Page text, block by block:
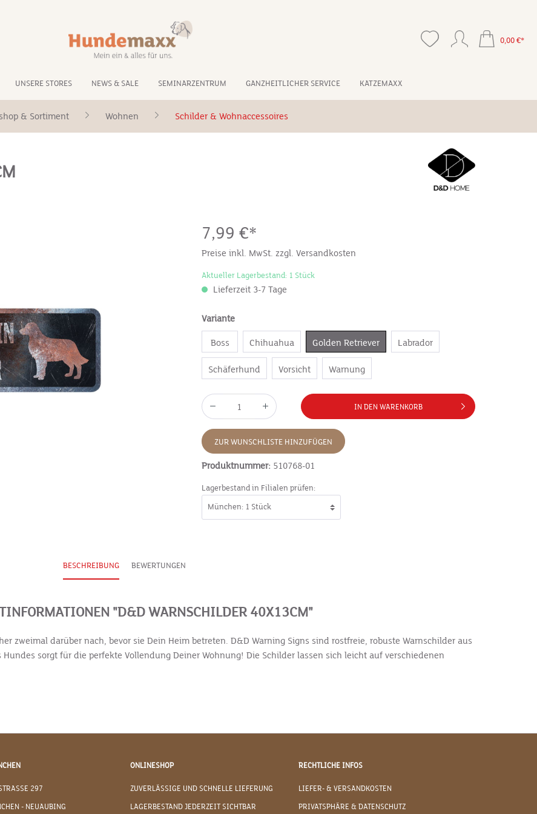
0,00 €*
UNSERE STORES NEWS & SALE SEMINARZENTRUM GANZHEITLICHER SERVICE KATZEMAXX
& Sortiment Wohnen Schilder & Wohnaccessoires
7,99 €*
Preise inkl. MwSt. zzgl. Versandkosten
Aktueller Lagerbestand: 1 Stück
Lieferzeit 3-7 Tage
Variante
Boss Chihuahua Golden Retriever Labrador
Schäferhund Vorsicht Warnung
IN DEN WARENKORB
ZUR WUNSCHLISTE HINZUFÜGEN
Produktnummer: 510768-01
Lagerbestand in Filialen prüfen:
BESCHREIBUNG BEWERTUNGEN
"D&D WARNSCHILDER 40X13CM"
zweimal darüber nach, bevor sie Dein Heim betreten. D&D Warning Signs sind rostfreie, robuste Warnschilder aus
sorgt für die perfekte Vollendung Deiner Wohnung! Die Schilder lassen sich leicht auf verschiedenen
297
- NEUAUBING
ONLINESHOP
ZUVERLÄSSIGE UND SCHNELLE LIEFERUNG
LAGERBESTAND JEDERZEIT SICHTBAR
RECHTLICHE INFOS
LIEFER- & VERSANDKOSTEN
PRIVATSPHÄRE & DATENSCHUTZ